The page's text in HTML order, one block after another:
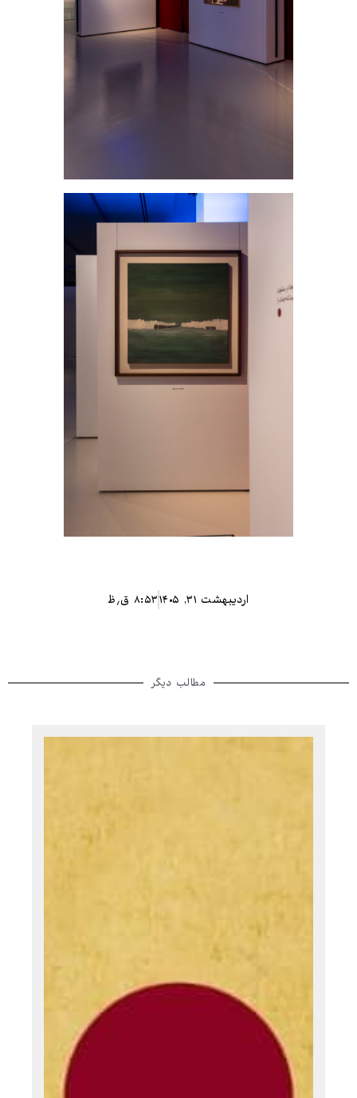
اردیبهشت ۳۱, ۱۴۰۵ ۸:۵۳ ق٫ظ
مطالب دیگر